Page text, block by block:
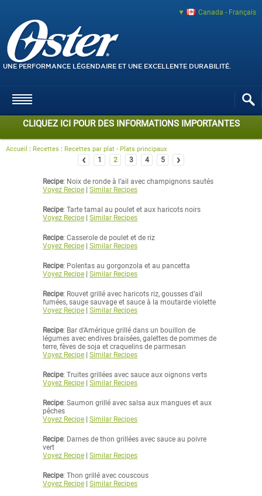
Canada - Français
UNE PERFORMANCE LÉGENDAIRE ET UNE EXCELLENTE DURABILITÉ.
CLIQUEZ ICI POUR DES INFORMATIONS IMPORTANTES
Accueil : Recettes : Recettes par plat - Plats principaux
‹ 1 2 3 4 5 ›
Recipe: Noix de ronde à l’ail avec champignons sautés
Voyez Recipe
Similar Recipes
Recipe: Tarte tamal au poulet et aux haricots noirs
Voyez Recipe
Similar Recipes
Recipe: Casserole de poulet et de riz
Voyez Recipe
Similar Recipes
Recipe: Polentas au gorgonzola et au pancetta
Voyez Recipe
Similar Recipes
Recipe: Rouvet grillé avec haricots riz, gousses d’ail
fumées, sauge sauvage et sauce à la moutarde violette
Voyez Recipe
Similar Recipes
Recipe: Bar d’Amérique grillé dans un bouillon de
légumes avec endives braisées, galettes de pommes de
terre, fèves de soja et craquelins de parmesan
Voyez Recipe
Similar Recipes
Recipe: Truites grillées avec sauce aux oignons verts
Voyez Recipe
Similar Recipes
Recipe: Saumon grillé avec salsa aux mangues et aux
pêches
Voyez Recipe
Similar Recipes
Recipe: Darnes de thon grillées avec sauce au poivre
vert
Voyez Recipe
Similar Recipes
Recipe: Thon grillé avec couscous
Voyez Recipe
Similar Recipes